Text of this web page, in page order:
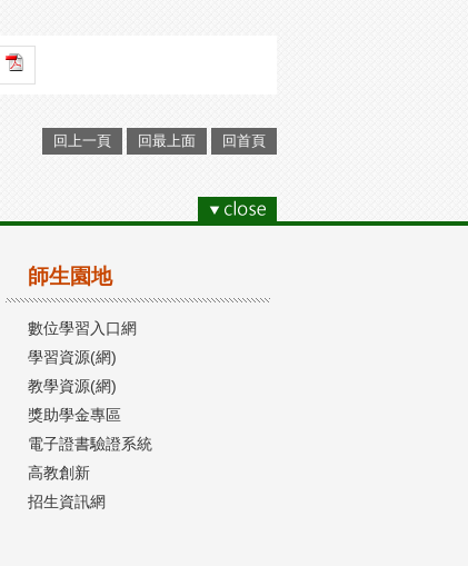
回上一頁 回最上面 回首頁
師生園地
數位學習入口網
學習資源(網)
教學資源(網)
獎助學金專區
電子證書驗證系統
高教創新
招生資訊網